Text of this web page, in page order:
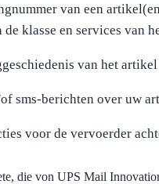
van een
de klasse en services van
van het
sms-berichten over uw
voor de vervoerder
die von UPS Mail